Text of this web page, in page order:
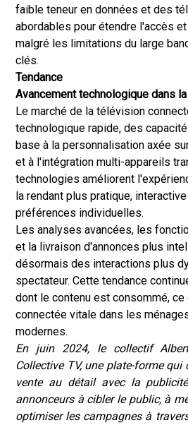
faible teneur en données et des
abordables pour étendre l'accès
malgré les limitations du large
clés.
Tendance
Avancement technologique dans
Le marché de la télévision
technologique rapide, des
base à la personnalisation axée
et à l'intégration multi-appareils
technologies améliorent
la rendant plus pratique,
préférences individuelles.
Les analyses avancées, les
et la livraison d'annonces plus
désormais des interactions plus
spectateur. Cette tendance
dont le contenu est consommé,
connectée vitale dans les
modernes.
En juin 2024, le collectif
Collective TV, une plate-forme
vente au détail avec la
annonceurs à cibler le public, à
optimiser les campagnes à